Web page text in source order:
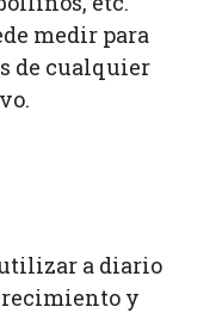
medir para
de cualquier
utilizar a diario
y